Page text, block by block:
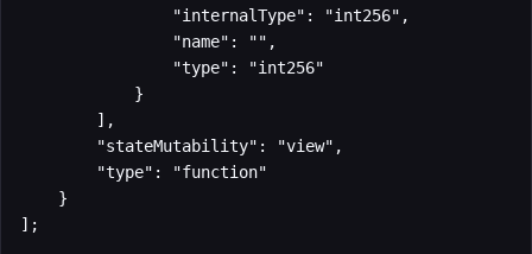
                "internalType": "int256",
                "name": "",
                "type": "int256"
            }
        ],
        "stateMutability": "view",
        "type": "function"
    }
];